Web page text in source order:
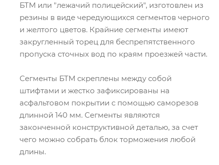
БТМ или "лежачий полицейский", изготовлен из
резины в виде чередующихся сегментов черного
и желтого цветов. Крайние сегменты имеют
закругленный торец для беспрепятственного
пропуска сточных вод по краям проезжей части.
Сегменты БТМ скреплены между собой
штифтами и жестко зафиксированы на
асфальтовом покрытии с помощью саморезов
длинной 140 мм. Сегменты являются
законченной конструктивной деталью, за счет
чего можно собрать блок торможения любой
длины.